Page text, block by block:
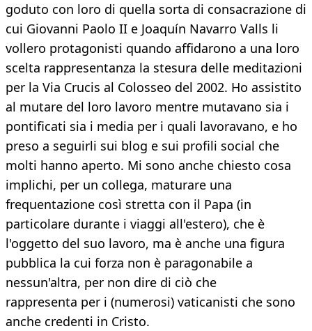
goduto con loro di quella sorta di consacrazione di
cui Giovanni Paolo II e Joaquín Navarro Valls li
vollero protagonisti quando affidarono a una loro
scelta rappresentanza la stesura delle meditazioni
per la Via Crucis al Colosseo del 2002. Ho assistito
al mutare del loro lavoro mentre mutavano sia i
pontificati sia i media per i quali lavoravano, e ho
preso a seguirli sui blog e sui profili social che
molti hanno aperto. Mi sono anche chiesto cosa
implichi, per un collega, maturare una
frequentazione così stretta con il Papa (in
particolare durante i viaggi all'estero), che è
l'oggetto del suo lavoro, ma è anche una figura
pubblica la cui forza non è paragonabile a
nessun'altra, per non dire di ciò che
rappresenta per i (numerosi) vaticanisti che sono
anche credenti in Cristo.